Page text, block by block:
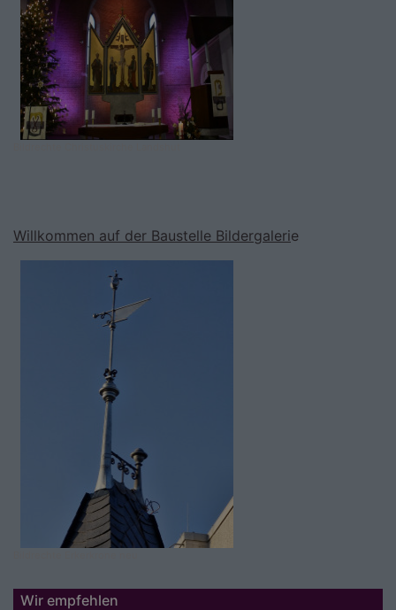
Willkommen auf der Baustelle Bildergalerie
Wir empfehlen